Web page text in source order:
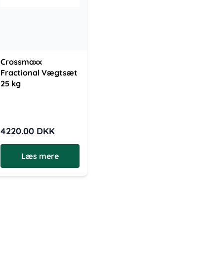
Crossmaxx
Fractional Vægtsæt
25 kg
4220.00 DKK
Læs mere